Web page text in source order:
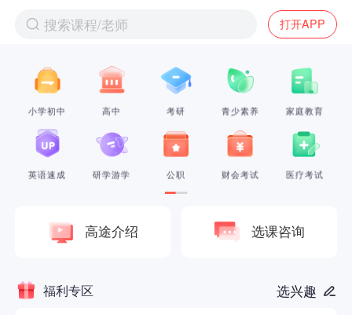
搜索课程/老师 打开APP
小学初中 高中 考研 青少素养 家庭教育
英语速成 研学游学 公职 财会考试 医疗考试
高途介绍 选课咨询
福利专区 选兴趣